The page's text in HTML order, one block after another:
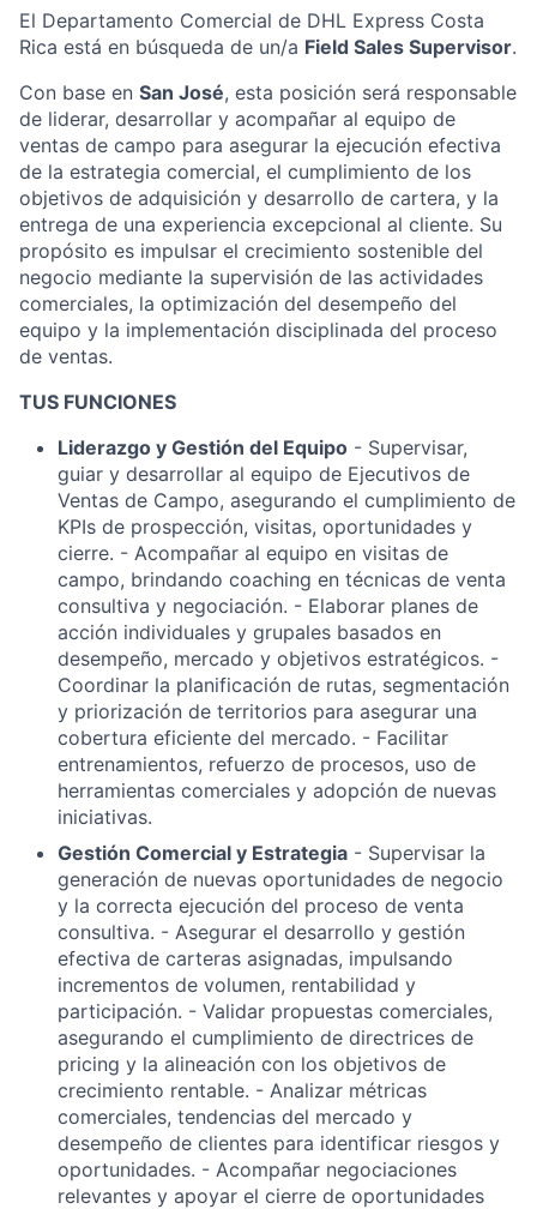
El Departamento Comercial de DHL Express Costa
Rica está en búsqueda de un/a Field Sales Supervisor.
Con base en San José, esta posición será responsable
de liderar, desarrollar y acompañar al equipo de
ventas de campo para asegurar la ejecución efectiva
de la estrategia comercial, el cumplimiento de los
objetivos de adquisición y desarrollo de cartera, y la
entrega de una experiencia excepcional al cliente. Su
propósito es impulsar el crecimiento sostenible del
negocio mediante la supervisión de las actividades
comerciales, la optimización del desempeño del
equipo y la implementación disciplinada del proceso
de ventas.
TUS FUNCIONES
Liderazgo y Gestión del Equipo - Supervisar,
guiar y desarrollar al equipo de Ejecutivos de
Ventas de Campo, asegurando el cumplimiento de
KPIs de prospección, visitas, oportunidades y
cierre. - Acompañar al equipo en visitas de
campo, brindando coaching en técnicas de venta
consultiva y negociación. - Elaborar planes de
acción individuales y grupales basados en
desempeño, mercado y objetivos estratégicos. -
Coordinar la planificación de rutas, segmentación
y priorización de territorios para asegurar una
cobertura eficiente del mercado. - Facilitar
entrenamientos, refuerzo de procesos, uso de
herramientas comerciales y adopción de nuevas
iniciativas.
Gestión Comercial y Estrategia - Supervisar la
generación de nuevas oportunidades de negocio
y la correcta ejecución del proceso de venta
consultiva. - Asegurar el desarrollo y gestión
efectiva de carteras asignadas, impulsando
incrementos de volumen, rentabilidad y
participación. - Validar propuestas comerciales,
asegurando el cumplimiento de directrices de
pricing y la alineación con los objetivos de
crecimiento rentable. - Analizar métricas
comerciales, tendencias del mercado y
desempeño de clientes para identificar riesgos y
oportunidades. - Acompañar negociaciones
relevantes y apoyar el cierre de oportunidades